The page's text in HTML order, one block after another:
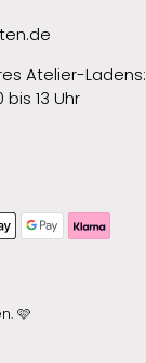
Atelier-Ladens:
13 Uhr
. 🩷